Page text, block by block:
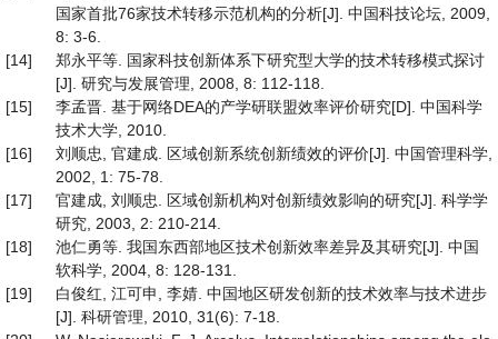
国家首批76家技术转移示范机构的分析[J]. 中国科技论坛, 2009,
8: 3-6.
[14]
郑永平等. 国家科技创新体系下研究型大学的技术转移模式探讨
[J]. 研究与发展管理, 2008, 8: 112-118.
[15]
李孟晋. 基于网络DEA的产学研联盟效率评价研究[D]. 中国科学
技术大学, 2010.
[16]
刘顺忠, 官建成. 区域创新系统创新绩效的评价[J]. 中国管理科学,
2002, 1: 75-78.
[17]
官建成, 刘顺忠. 区域创新机构对创新绩效影响的研究[J]. 科学学
研究, 2003, 2: 210-214.
[18]
池仁勇等. 我国东西部地区技术创新效率差异及其研究[J]. 中国
软科学, 2004, 8: 128-131.
[19]
白俊红, 江可申, 李婧. 中国地区研发创新的技术效率与技术进步
[J]. 科研管理, 2010, 31(6): 7-18.